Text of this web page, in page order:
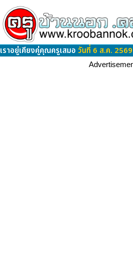
เราอยู่เคียงคู่คุณครูเสมอ วันที่ 6 ส.ค. 2569